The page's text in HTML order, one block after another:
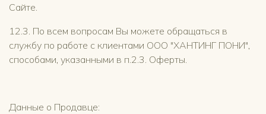
Сайте.
12.3. По всем вопросам Вы можете обращаться в
службу по работе с клиентами ООО "ХАНТИНГ ПОНИ",
способами, указанными в п.2.3. Оферты.
Данные о Продавце: